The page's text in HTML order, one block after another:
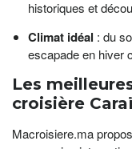
historiques et
Climat idéal : du
escapade en hiver
Les
croisière
Macroisiere.ma